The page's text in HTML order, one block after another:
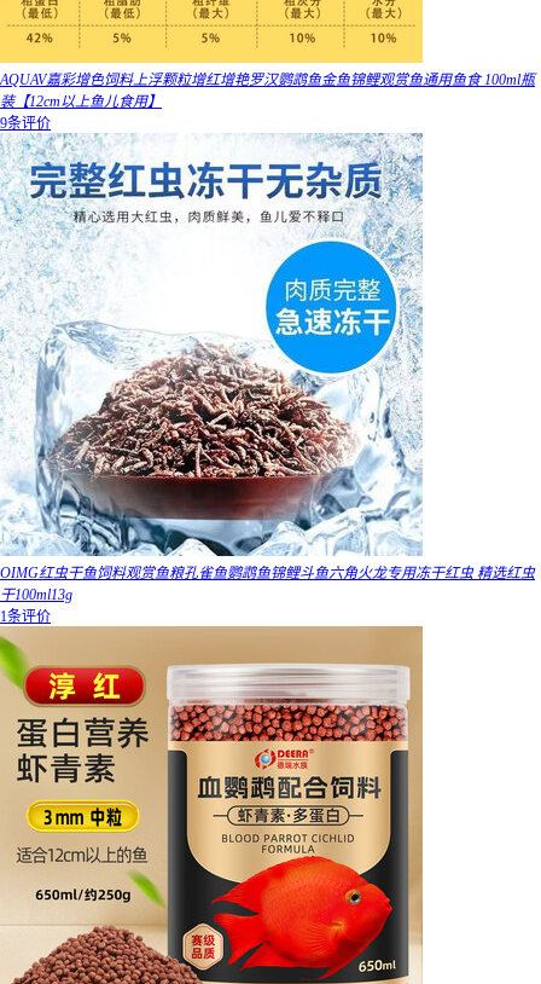
AQUAV嘉彩增色饲料上浮颗粒增红增艳罗汉鹦鹉鱼金鱼锦鲤观赏鱼通用鱼食 100ml瓶
装【12cm以上鱼儿食用】
9条评价
OIMG红虫干鱼饲料观赏鱼粮孔雀鱼鹦鹉鱼锦鲤斗鱼六角火龙专用冻干红虫 精选红虫
干100ml13g
1条评价